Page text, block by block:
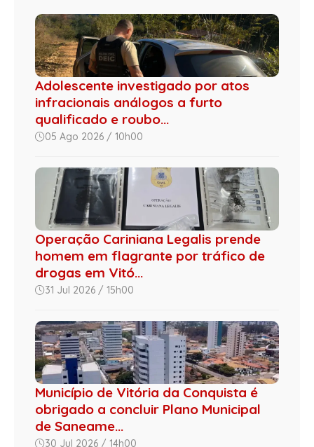
Adolescente investigado por atos
infracionais análogos a furto
qualificado e roubo...
05 Ago 2026 / 10h00
Operação Cariniana Legalis prende
homem em flagrante por tráfico de
drogas em Vitó...
31 Jul 2026 / 15h00
Município de Vitória da Conquista é
obrigado a concluir Plano Municipal
de Saneame...
30 Jul 2026 / 14h00